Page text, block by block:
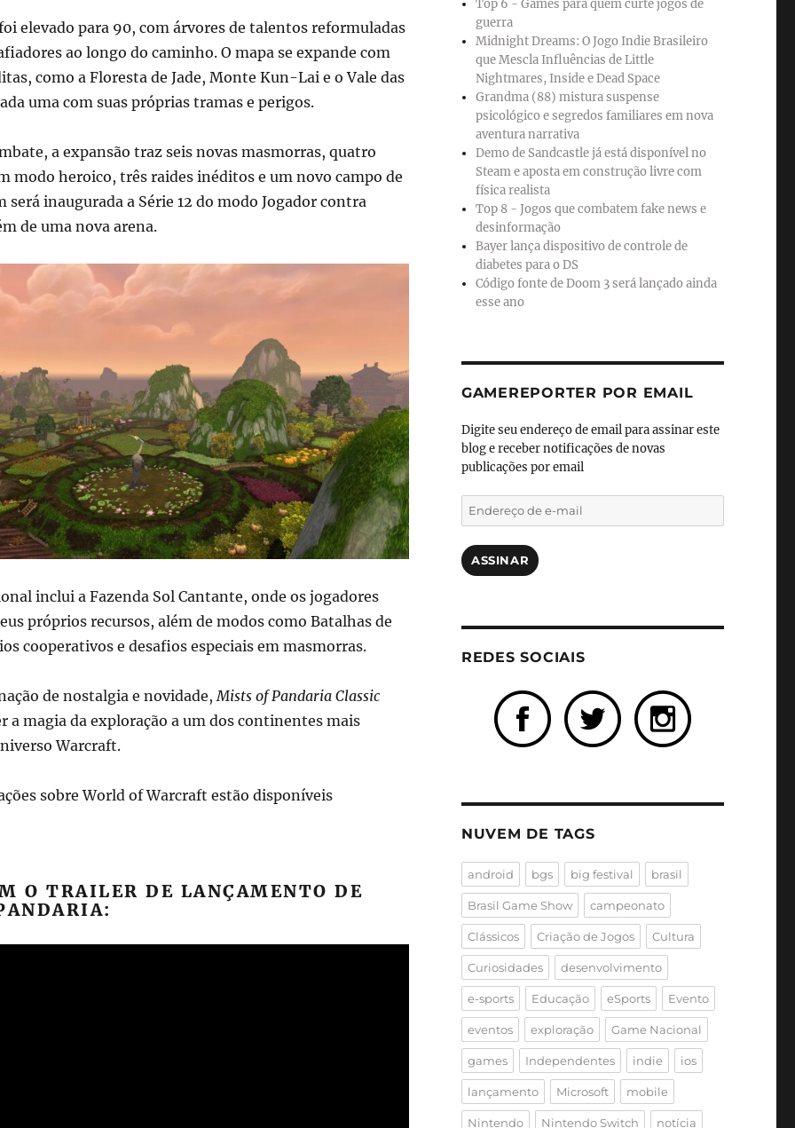
elevado para 90, com árvores de talentos reformuladas
ao longo do caminho. O mapa se expande com
como a Floresta de Jade, Monte Kun-Lai e o Vale das
uma com suas próprias tramas e perigos.
a expansão traz seis novas masmorras, quatro
modo heroico, três raides inéditos e um novo campo de
será inaugurada a Série 12 do modo Jogador contra
de uma nova arena.
inclui a Fazenda Sol Cantante, onde os jogadores
próprios recursos, além de modos como Batalhas de
cooperativos e desafios especiais em masmorras.
de nostalgia e novidade, Mists of Pandaria Classic
a magia da exploração a um dos continentes mais
Warcraft.
sobre World of Warcraft estão disponíveis
O TRAILER DE LANÇAMENTO DE
Top 6 - Games para quem curte jogos de
guerra
Midnight Dreams: O Jogo Indie Brasileiro
que Mescla Influências de Little
Nightmares, Inside e Dead Space
Grandma (88) mistura suspense
psicológico e segredos familiares em nova
aventura narrativa
Demo de Sandcastle já está disponível no
Steam e aposta em construção livre com
física realista
Top 8 - Jogos que combatem fake news e
desinformação
Bayer lança dispositivo de controle de
diabetes para o DS
Código fonte de Doom 3 será lançado ainda
esse ano
GAMEREPORTER POR EMAIL
Digite seu endereço de email para assinar este
blog e receber notificações de novas
publicações por email
Endereço
de
e-
mail
ASSINAR
REDES SOCIAIS
NUVEM DE TAGS
android bgs big festival brasil
Brasil Game Show campeonato
Clássicos Criação de Jogos Cultura
Curiosidades desenvolvimento
e-sports Educação eSports Evento
eventos exploração Game Nacional
games Independentes indie ios
lançamento Microsoft mobile
Nintendo Nintendo Switch notícia